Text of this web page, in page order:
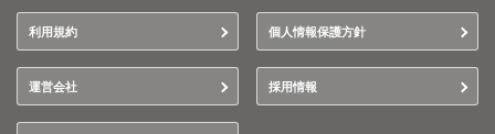
利用規約 個人情報保護方針
運営会社 採用情報